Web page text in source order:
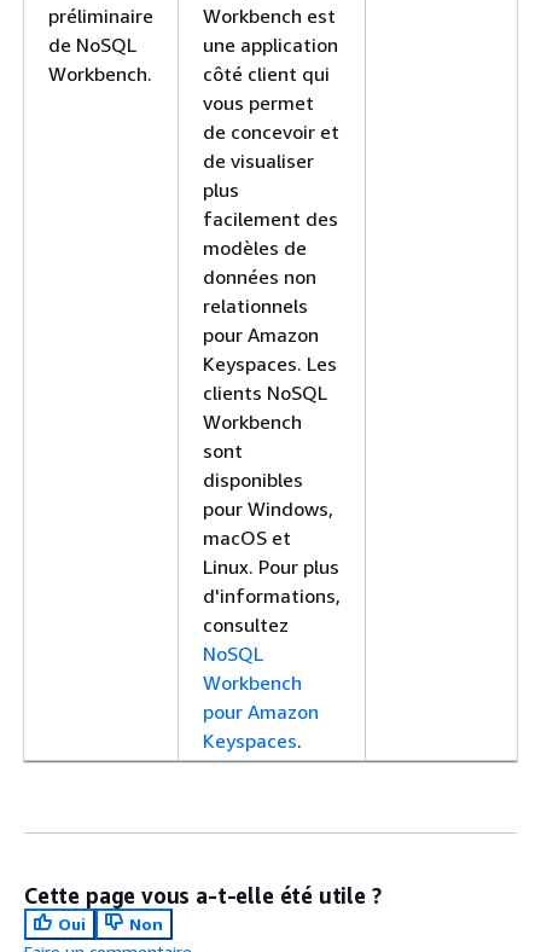
préliminaire
de NoSQL
Workbench.
Workbench est
une application
côté client qui
vous permet
de concevoir et
de visualiser
plus
facilement des
modèles de
données non
relationnels
pour Amazon
Keyspaces. Les
clients NoSQL
Workbench
sont
disponibles
pour Windows,
macOS et
Linux. Pour plus
d'informations,
consultez
NoSQL
Workbench
pour Amazon
Keyspaces.
Cette page vous a-t-elle été utile ?
Oui
Non